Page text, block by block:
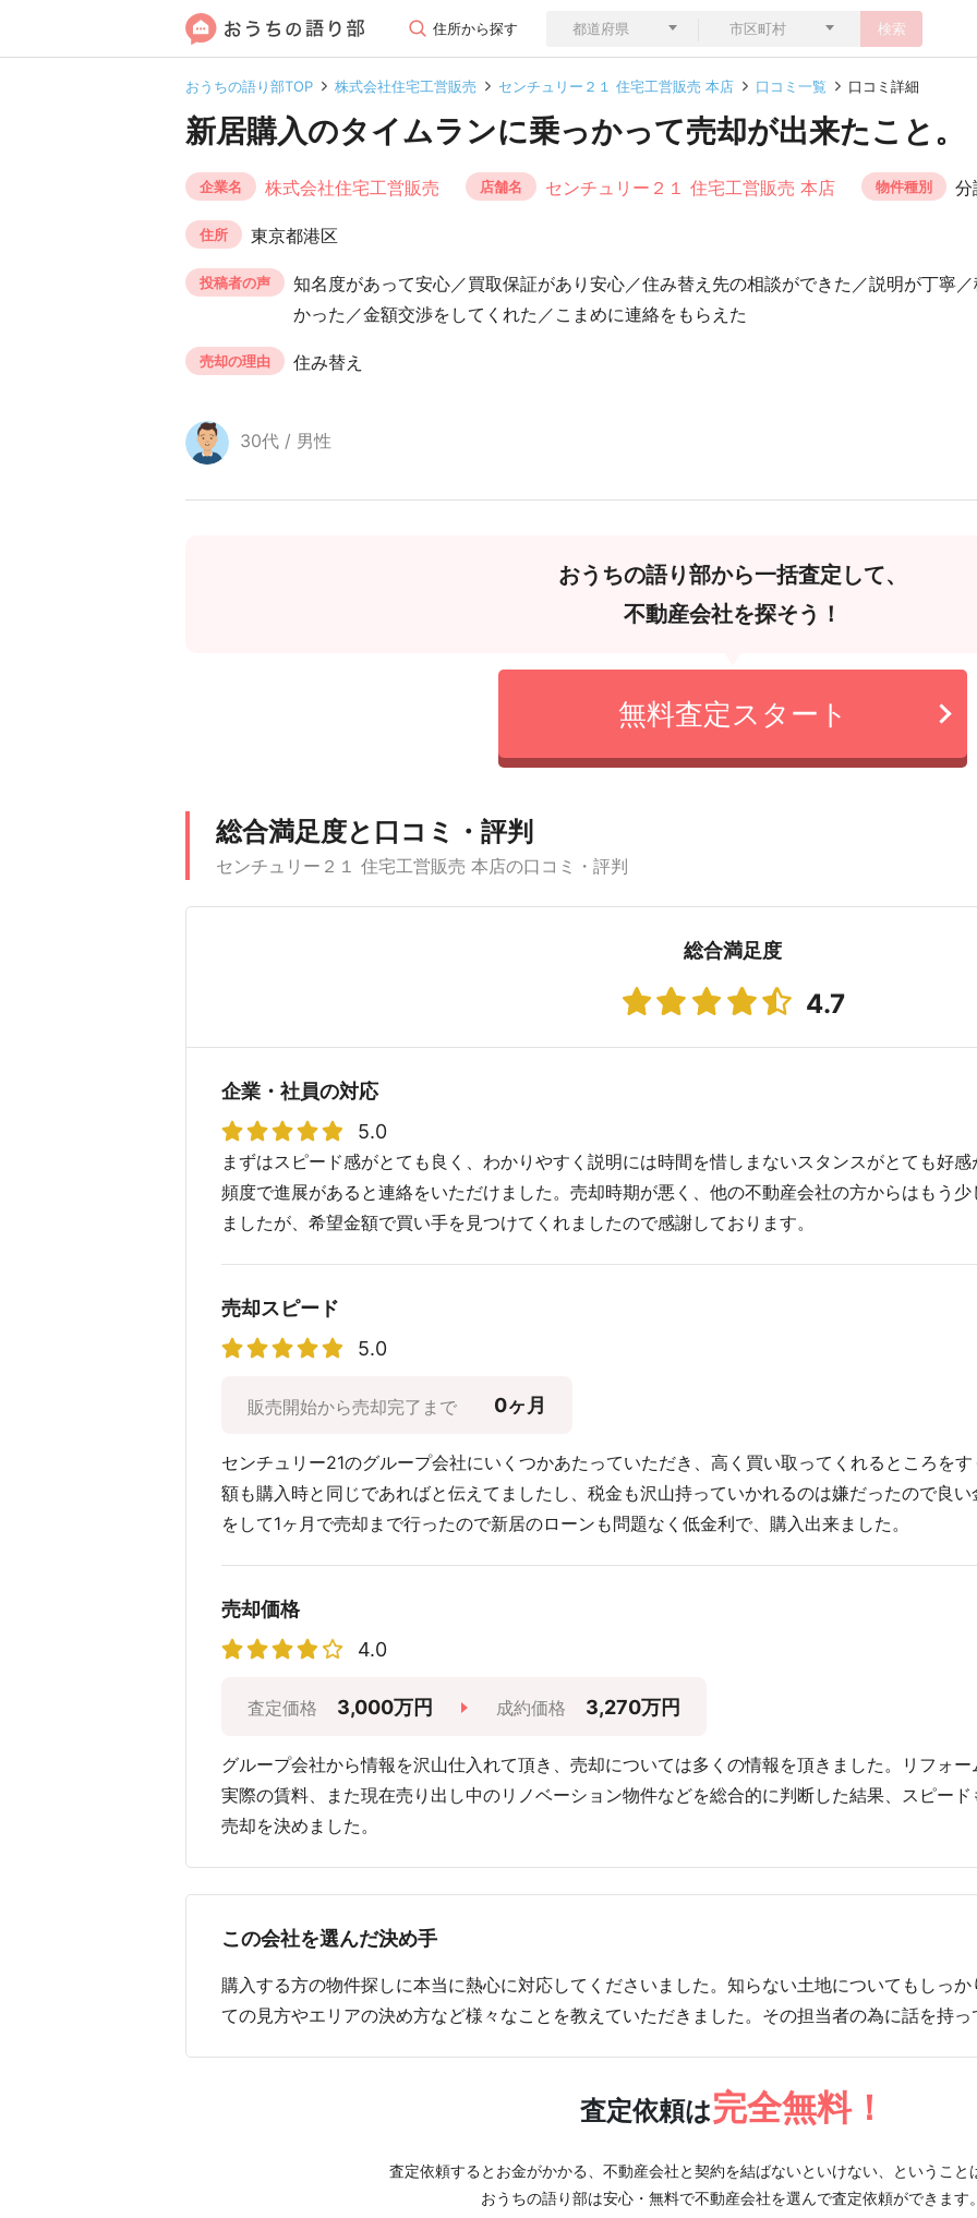
住所から探す 検索
おうちの語り部TOP 株式会社住宅工営販売 センチュリー２１ 住宅工営販売 本店 口コミ一覧 口コミ詳細
新居購入のタイムランに乗っかって売却が出来たこと。
企業名 株式会社住宅工営販売 店舗名 センチュリー２１ 住宅工営販売 本店 物件種別 分
住所 東京都港区
投稿者の声
知名度があって安心／買取保証があり安心／住み替え先の相談ができた／説明が丁寧
かった／金額交渉をしてくれた／こまめに連絡をもらえた
売却の理由 住み替え
30代 / 男性
おうちの語り部から一括査定して、
不動産会社を探そう！
無料査定スタート
総合満足度と口コミ・評判
センチュリー２１ 住宅工営販売 本店の口コミ・評判
総合満足度
4.7
企業・社員の対応
5.0
まずはスピード感がとても良く、わかりやすく説明には時間を惜しまないスタンスがとても好
頻度で進展があると連絡をいただけました。売却時期が悪く、他の不動産会社の方からはもう
ましたが、希望金額で買い手を見つけてくれましたので感謝しております。
売却スピード
5.0
販売開始から売却完了まで 0ヶ月
センチュリー21のグループ会社にいくつかあたっていただき、高く買い取ってくれるところを
額も購入時と同じであればと伝えてましたし、税金も沢山持っていかれるのは嫌だったので良
をして1ヶ月で売却まで行ったので新居のローンも問題なく低金利で、購入出来ました。
売却価格
4.0
査定価格 3,000万円 成約価格 3,270万円
グループ会社から情報を沢山仕入れて頂き、売却については多くの情報を頂きました。リフォ
実際の賃料、また現在売り出し中のリノベーション物件などを総合的に判断した結果、スピー
売却を決めました。
この会社を選んだ決め手
購入する方の物件探しに本当に熱心に対応してくださいました。知らない土地についてもしっ
ての見方やエリアの決め方など様々なことを教えていただきました。その担当者の為に話を持
査定依頼は完全無料！
査定依頼するとお金がかかる、不動産会社と契約を結ばないといけない、ということ
おうちの語り部は安心・無料で不動産会社を選んで査定依頼ができます